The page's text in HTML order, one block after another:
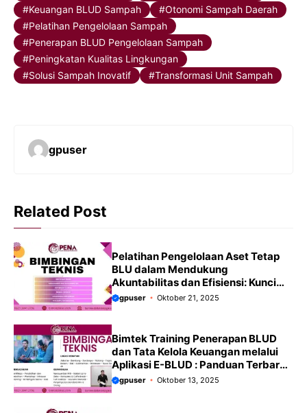
Keuangan BLUD Sampah
Otonomi Sampah Daerah
Pelatihan Pengelolaan Sampah
Penerapan BLUD Pengelolaan Sampah
Peningkatan Kualitas Lingkungan
Solusi Sampah Inovatif
Transformasi Unit Sampah
gpuser
Related Post
Pelatihan Pengelolaan Aset Tetap
BLU dalam Mendukung
Akuntabilitas dan Efisiensi: Kunci
Optimalisasi Layanan Publik
Terbaru 2025/2026
gpuser Oktober 21, 2025
Bimtek Training Penerapan BLUD
dan Tata Kelola Keuangan melalui
Aplikasi E-BLUD : Panduan Terbaru
2025/2026
gpuser Oktober 13, 2025